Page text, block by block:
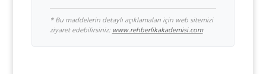
* Bu maddelerin detaylı açıklamaları için web sitemizi
ziyaret edebilirsiniz: www.rehberlikakademisi.com